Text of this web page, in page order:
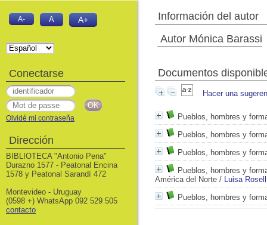
Información del autor
Autor Mónica Barassi
Documentos
Hacer una
Pueblos, hombres y
Pueblos, hombres y
Pueblos, hombres y
Pueblos, hombres y
América del Norte / Luisa Rosell
Pueblos, hombres y
A- A A+
Conectarse
Olvidé mi contraseña
Dirección
BIBLIOTECA "Antonio Pena"
Durazno 1577 - Peatonal Encina
1578 y Peatonal Sarandí 472
Montevideo - Uruguay
(0598 +) WhatsApp 092 529 505
contacto